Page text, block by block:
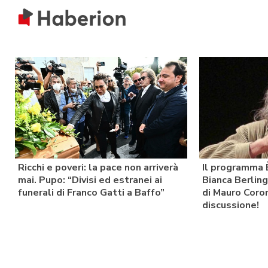
Ricchi e poveri: la pace non arriverà
mai. Pupo: “Divisi ed estranei ai
funerali di Franco Gatti a Baffo”
Il programma
Bianca
di Mauro
discussione!